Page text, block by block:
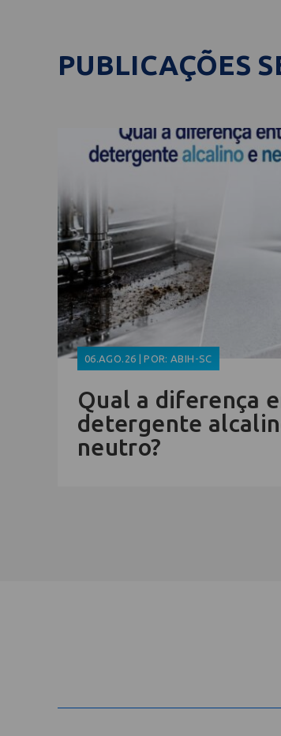
PUBLICAÇÕES
06.AGO.26 | POR: ABIH-SC
Qual a diferença
detergente
neutro?